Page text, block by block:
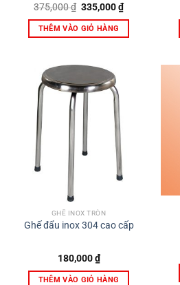
375,000₫ Giá
là:
375,000 ₫.
335,000₫Giá
hiện
tại
THÊM VÀO GIỎ HÀNG
GHẾ INOX TRÒN
Ghế đẩu inox 304 cao cấp
180,000₫
THÊM VÀO GIỎ HÀNG